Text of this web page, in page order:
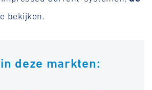
bekijken.
deze markten: